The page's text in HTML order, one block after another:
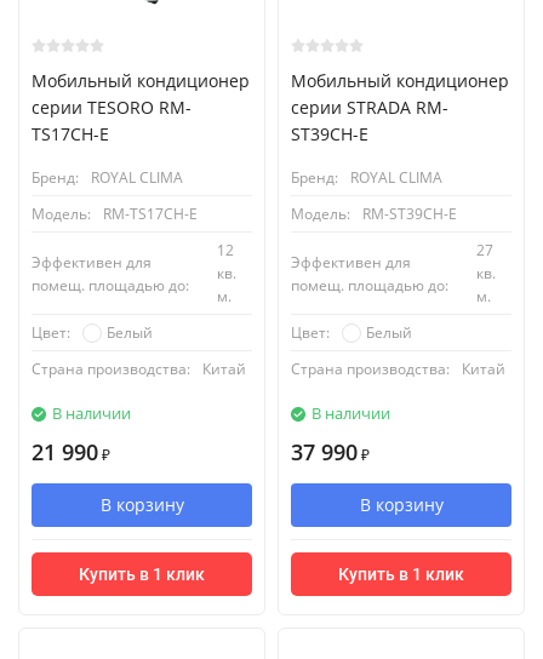
Мобильный кондиционер
cерии TESORO RM-
TS17CH-E
Бренд:
ROYAL CLIMA
Модель:
RM-TS17CH-E
Эффективен для
помещ. площадью до:
12
кв.
м.
Цвет:
Белый
Страна производства:
Китай
В наличии
21 990 ₽
В корзину
Купить в 1 клик
Мобильный кондиционер
cерии STRADA RM-
ST39CH-E
Бренд:
ROYAL CLIMA
Модель:
RM-ST39CH-E
Эффективен для
помещ. площадью до:
27
кв.
м.
Цвет:
Белый
Страна производства:
Китай
В наличии
37 990 ₽
В корзину
Купить в 1 клик